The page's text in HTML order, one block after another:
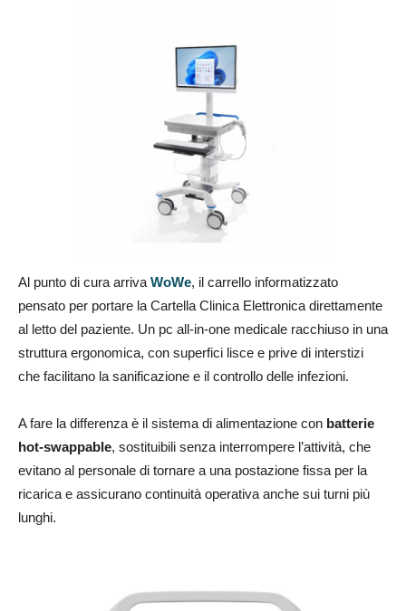
Al punto di cura arriva WoWe, il carrello informatizzato
pensato per portare la Cartella Clinica Elettronica direttamente
al letto del paziente. Un pc all-in-one medicale racchiuso in una
struttura ergonomica, con superfici lisce e prive di interstizi
che facilitano la sanificazione e il controllo delle infezioni.
A fare la differenza è il sistema di alimentazione con batterie
hot-swappable, sostituibili senza interrompere l’attività, che
evitano al personale di tornare a una postazione fissa per la
ricarica e assicurano continuità operativa anche sui turni più
lunghi.